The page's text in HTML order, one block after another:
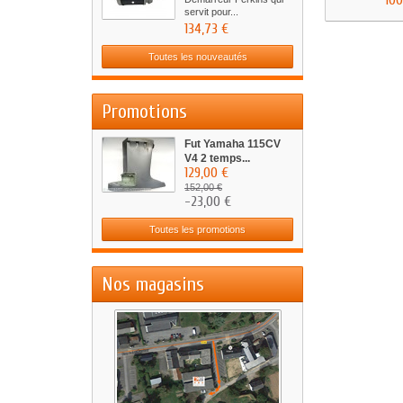
servit pour...
134,73 €
Toutes les nouveautés
Promotions
Fut Yamaha 115CV
V4 2 temps...
129,00 €
152,00 €
-23,00 €
Toutes les promotions
Nos magasins